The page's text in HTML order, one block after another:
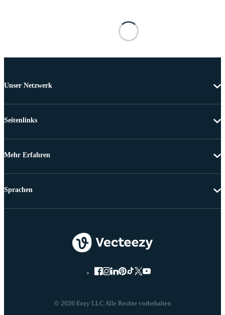
Unser Netzwerk
Seitenlinks
Mehr Erfahren
© 2026 Eezy LLC Alle Rechte vorbehalten
Sprachen